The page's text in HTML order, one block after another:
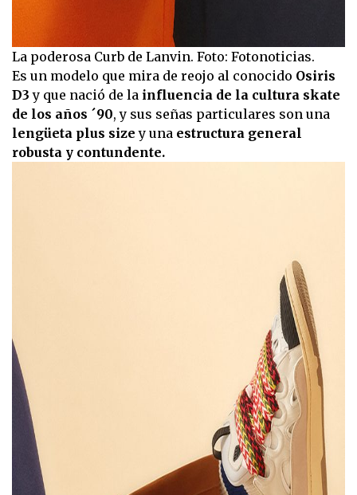
La poderosa Curb de Lanvin. Foto: Fotonoticias.
Es un modelo que mira de reojo al conocido Osiris
D3y que nació de la influencia de la cultura skate
de los años ´90, y sus señas particulares son una
lengüeta plus size y una estructura general
robusta y contundente.